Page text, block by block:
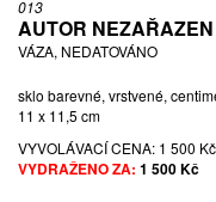
013
AUTOR NEZAŘAZEN
VÁZA, NEDATOVÁNO
sklo barevné, vrstvené,
11 x 11,5 cm
VYVOLÁVACÍ CENA: 1 500 Kč
VYDRAŽENO ZA: 1 500 Kč